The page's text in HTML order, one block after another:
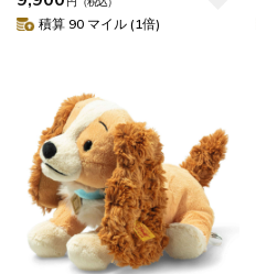
積算 90 マイル (1倍)